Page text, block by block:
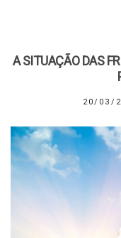
A SITUAÇÃO DAS
20/03/